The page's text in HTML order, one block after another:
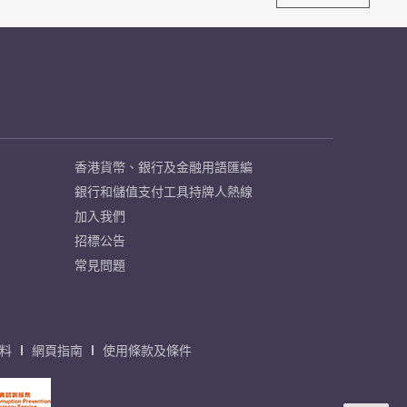
香港貨幣、銀行及金融用語匯編
銀行和儲值支付工具持牌人熱線
加入我們
招標公告
常見問題
網頁指南 使用條款及條件